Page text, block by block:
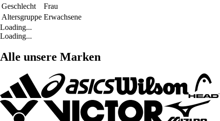
Geschlecht
Frau
Altersgruppe Erwachsene
Loading...
Loading...
Alle unsere Marken